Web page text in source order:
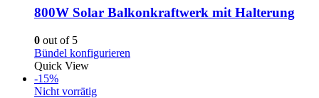
800W Solar Balkonkraftwerk mit Halterung
0 out of 5
Bündel konfigurieren
Quick View
-15%
Nicht vorrätig